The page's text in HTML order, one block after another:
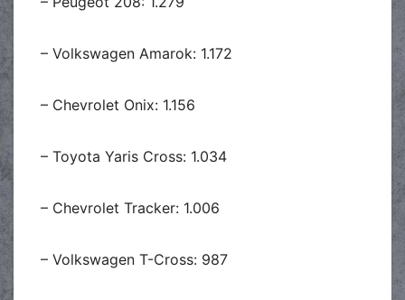
– Volkswagen Amarok: 1.172
– Chevrolet Onix: 1.156
– Toyota Yaris Cross: 1.034
– Chevrolet Tracker: 1.006
– Volkswagen T-Cross: 987